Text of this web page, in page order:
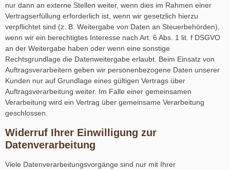
nur dann an externe Stellen weiter, wenn dies im Rahmen einer
Vertragserfüllung erforderlich ist, wenn wir gesetzlich hierzu
verpflichtet sind (z. B. Weitergabe von Daten an Steuerbehörden),
wenn wir ein berechtigtes Interesse nach Art. 6 Abs. 1 lit. f DSGVO
an der Weitergabe haben oder wenn eine sonstige
Rechtsgrundlage die Datenweitergabe erlaubt. Beim Einsatz von
Auftragsverarbeitern geben wir personenbezogene Daten unserer
Kunden nur auf Grundlage eines gültigen Vertrags über
Auftragsverarbeitung weiter. Im Falle einer gemeinsamen
Verarbeitung wird ein Vertrag über gemeinsame Verarbeitung
geschlossen.
Widerruf Ihrer Einwilligung zur
Datenverarbeitung
Viele Datenverarbeitungsvorgänge sind nur mit Ihrer